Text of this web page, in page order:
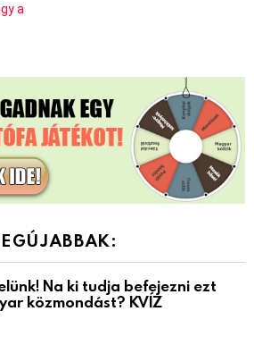
a
Na ki tudja befejezni ezt
közmondást? KVÍZ